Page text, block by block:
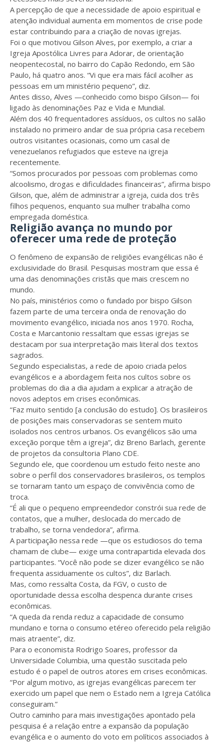
A percepção de que a necessidade de apoio espiritual e
atenção individual aumenta em momentos de crise pode
estar contribuindo para a criação de novas igrejas.
Foi o que motivou Gilson Alves, por exemplo, a criar a
Igreja Apostólica Livres para Adorar, de orientação
neopentecostal, no bairro do Capão Redondo, em São
Paulo, há quatro anos. “Vi que era mais fácil acolher as
pessoas em um ministério pequeno”, diz.
Antes disso, Alves —conhecido como bispo Gilson— foi
ligado às denominações Paz e Vida e Mundial.
Além dos 40 frequentadores assíduos, os cultos no salão
instalado no primeiro andar de sua própria casa recebem
outros visitantes ocasionais, como um casal de
venezuelanos refugiados que esteve na igreja
recentemente.
“Somos procurados por pessoas com problemas como
alcoolismo, drogas e dificuldades financeiras”, afirma bispo
Gilson, que, além de administrar a igreja, cuida dos três
filhos pequenos, enquanto sua mulher trabalha como
empregada doméstica.
Religião avança no mundo por
oferecer uma rede de proteção
O fenômeno de expansão de religiões evangélicas não é
exclusividade do Brasil. Pesquisas mostram que essa é
uma das denominações cristãs que mais crescem no
mundo.
No país, ministérios como o fundado por bispo Gilson
fazem parte de uma terceira onda de renovação do
movimento evangélico, iniciada nos anos 1970. Rocha,
Costa e Marcantonio ressaltam que essas igrejas se
destacam por sua interpretação mais literal dos textos
sagrados.
Segundo especialistas, a rede de apoio criada pelos
evangélicos e a abordagem feita nos cultos sobre os
problemas do dia a dia ajudam a explicar a atração de
novos adeptos em crises econômicas.
“Faz muito sentido [a conclusão do estudo]. Os brasileiros
de posições mais conservadoras se sentem muito
isolados nos centros urbanos. Os evangélicos são uma
exceção porque têm a igreja”, diz Breno Barlach, gerente
de projetos da consultoria Plano CDE.
Segundo ele, que coordenou um estudo feito neste ano
sobre o perfil dos conservadores brasileiros, os templos
se tornaram tanto um espaço de convivência como de
troca.
“É ali que o pequeno empreendedor constrói sua rede de
contatos, que a mulher, deslocada do mercado de
trabalho, se torna vendedora”, afirma.
A participação nessa rede —que os estudiosos do tema
chamam de clube— exige uma contrapartida elevada dos
participantes. “Você não pode se dizer evangélico se não
frequenta assiduamente os cultos”, diz Barlach.
Mas, como ressalta Costa, da FGV, o custo de
oportunidade dessa escolha despenca durante crises
econômicas.
“A queda da renda reduz a capacidade de consumo
mundano e torna o consumo etéreo oferecido pela religião
mais atraente”, diz.
Para o economista Rodrigo Soares, professor da
Universidade Columbia, uma questão suscitada pelo
estudo é o papel de outros atores em crises econômicas.
“Por algum motivo, as igrejas evangélicas parecem ter
exercido um papel que nem o Estado nem a Igreja Católica
conseguiram.”
Outro caminho para mais investigações apontado pela
pesquisa é a relação entre a expansão da população
evangélica e o aumento do voto em políticos associados à